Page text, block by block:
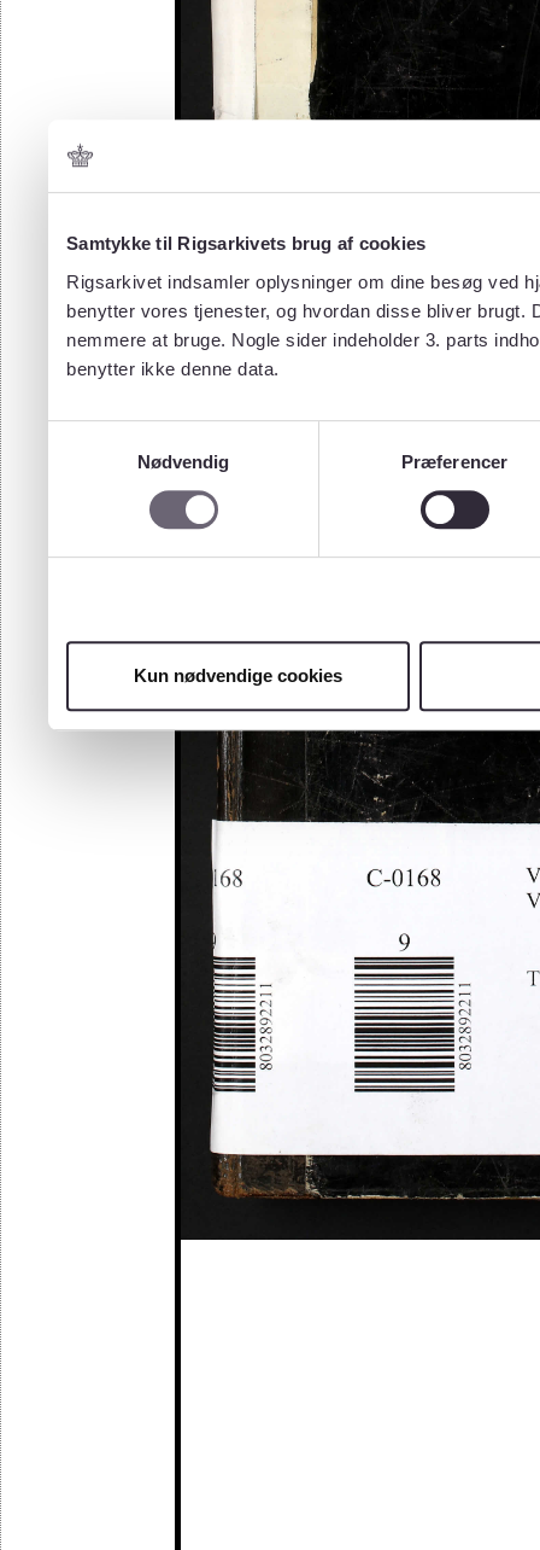
Samtykke til Rigsarkivets brug af cookies
Rigsarkivet indsamler oplysninger om dine besøg ved
benytter vores tjenester, og hvordan disse bliver
nemmere at bruge. Nogle sider indeholder 3. parts
benytter ikke denne data.
Nødvendig
Præferencer
Kun nødvendige cookies